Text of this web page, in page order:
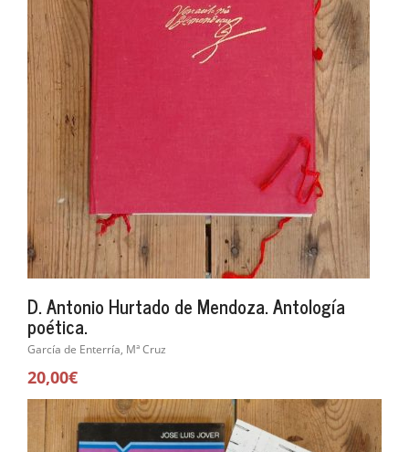
D. Antonio Hurtado de Mendoza. Antología
poética.
García de Enterría, Mª Cruz
20,00€